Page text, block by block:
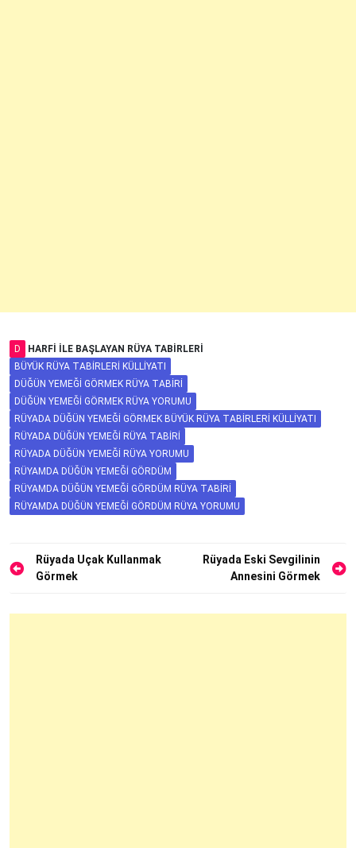
D
HARFI ILE BAŞLAYAN RÜYA TABIRLERI
BÜYÜK RÜYA TABIRLERI KÜLLIYATI
DÜĞÜN YEMEĞI GÖRMEK RÜYA TABIRI
DÜĞÜN YEMEĞI GÖRMEK RÜYA YORUMU
RÜYADA DÜĞÜN YEMEĞI GÖRMEK BÜYÜK RÜYA TABIRLERI KÜLLIYATI
RÜYADA DÜĞÜN YEMEĞI RÜYA TABIRI
RÜYADA DÜĞÜN YEMEĞI RÜYA YORUMU
RÜYAMDA DÜĞÜN YEMEĞI GÖRDÜM
RÜYAMDA DÜĞÜN YEMEĞI GÖRDÜM RÜYA TABIRI
RÜYAMDA DÜĞÜN YEMEĞI GÖRDÜM RÜYA YORUMU
Yazı
gezinmesi
Rüyada Uçak Kullanmak
Görmek
Rüyada Eski Sevgilinin
Annesini Görmek